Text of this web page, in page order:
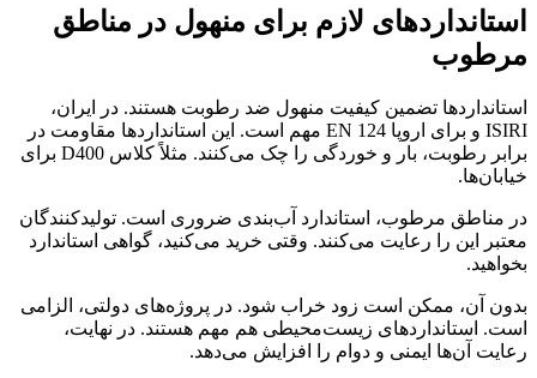
استانداردهای لازم برای منهول در مناطق
مرطوب
استانداردها تضمین کیفیت منهول ضد رطوبت هستند. در ایران،
ISIRI و برای اروپا EN 124 مهم است. این استانداردها مقاومت در
برابر رطوبت، بار و خوردگی را چک می‌کنند. مثلاً کلاس D400 برای
خیابان‌ها.
در مناطق مرطوب، استاندارد آب‌بندی ضروری است. تولیدکنندگان
معتبر این را رعایت می‌کنند. وقتی خرید می‌کنید، گواهی استاندارد
بخواهید.
بدون آن، ممکن است زود خراب شود. در پروژه‌های دولتی، الزامی
است. استانداردهای زیست‌محیطی هم مهم هستند. در نهایت،
رعایت آن‌ها ایمنی و دوام را افزایش می‌دهد.